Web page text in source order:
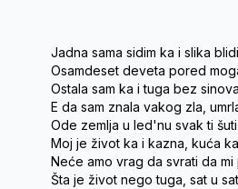
Jadna sama sidim ka i slika
Osamdeset deveta pored
Ostala sam ka i tuga bez
E da sam znala vakog zla,
Ode zemlja u led'nu svak ti šuti
Moj je život ka i kazna, kuća
Neće amo vrag da svrati da
Šta je život nego tuga, sat u